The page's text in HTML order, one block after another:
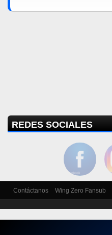
REDES SOCIALES
Contáctanos Wing Zero Fansub